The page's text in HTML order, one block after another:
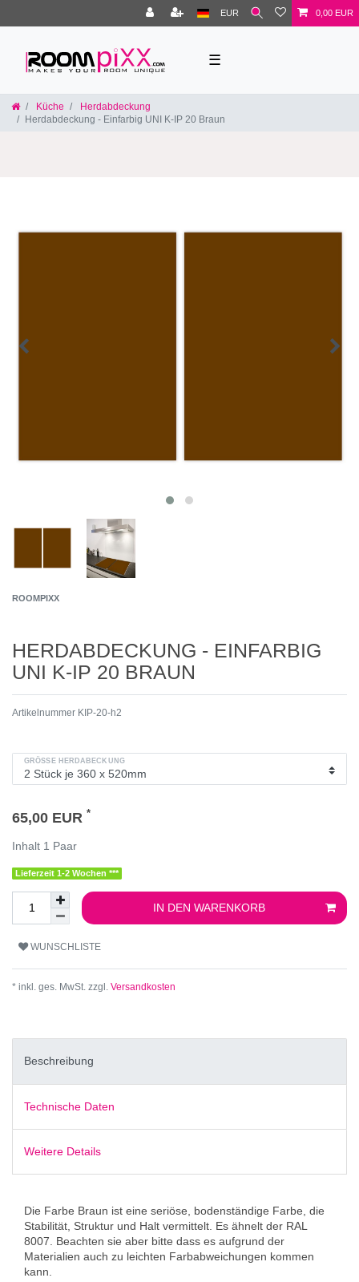
EUR 0,00 EUR
☰
Küche
Herdabdeckung
Herdabdeckung - Einfarbig UNI K-IP 20 Braun
ROOMPIXX
HERDABDECKUNG - EINFARBIG
UNI K-IP 20 BRAUN
Artikelnummer KIP-20-h2
GRÖSSE HERDABECKUNG
65,00 EUR *
Inhalt 1 Paar
Lieferzeit 1-2 Wochen ***
IN DEN WARENKORB
WUNSCHLISTE
* inkl. ges. MwSt. zzgl. Versandkosten
Beschreibung
Technische Daten
Weitere Details
Die Farbe Braun ist eine seriöse, bodenständige Farbe, die
Stabilität, Struktur und Halt vermittelt. Es ähnelt der RAL
8007. Beachten sie aber bitte dass es aufgrund der
Materialien auch zu leichten Farbabweichungen kommen
kann.